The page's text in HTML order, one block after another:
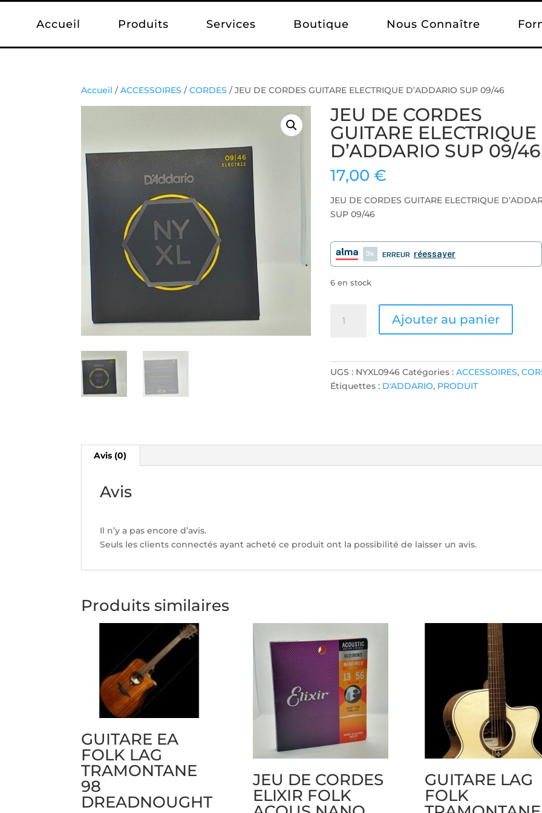
Accueil Produits Services Boutique Nous Connaître
Accueil /ACCESSOIRES /CORDES / JEU DE CORDES GUITARE ELECTRIQUE D’ADDARIO SUP 09/46
JEU DE CORDES
GUITARE ELECTRIQUE
D’ADDARIO SUP 09/46
17,00€
JEU DE CORDES GUITARE ELECTRIQUE
SUP 09/46
3 ERREUR réessayer
6 en stock
GUITARE
ELECTRIQUE
Ajouter au panier
UGS : NYXL0946 Catégories :ACCESSOIRES,
Étiquettes : D'ADDARIO, PRODUIT
Avis (0)
Avis
Il n’y a pas encore d’avis.
Seuls les clients connectés ayant acheté ce produit ont la possibilité de laisser un avis.
Produits similaires
GUITARE EA
FOLK LAG
TRAMONTANE
98
DREADNOUGHT
JEU DE CORDES
ELIXIR FOLK
GUITARE LAG
FOLK